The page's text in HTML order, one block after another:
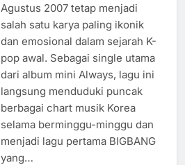
Agustus 2007 tetap menjadi
salah satu karya paling ikonik
dan emosional dalam sejarah K-
pop awal. Sebagai single utama
dari album mini Always, lagu ini
langsung menduduki puncak
berbagai chart musik Korea
selama berminggu-minggu dan
menjadi lagu pertama BIGBANG
yang…